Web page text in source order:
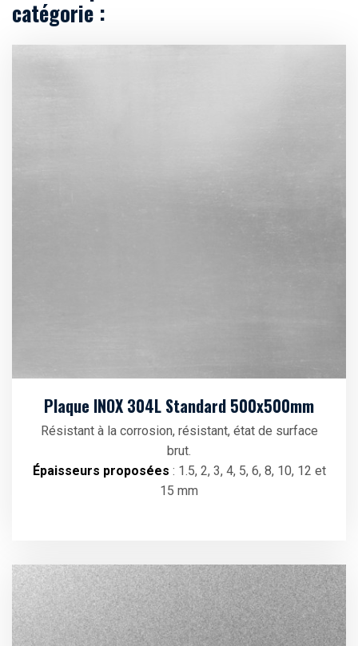
catégorie :
Plaque INOX 304L Standard 500x500mm
Résistant à la corrosion, résistant, état de surface
brut.
Épaisseurs proposées : 1.5, 2, 3, 4, 5, 6, 8, 10, 12 et
15 mm